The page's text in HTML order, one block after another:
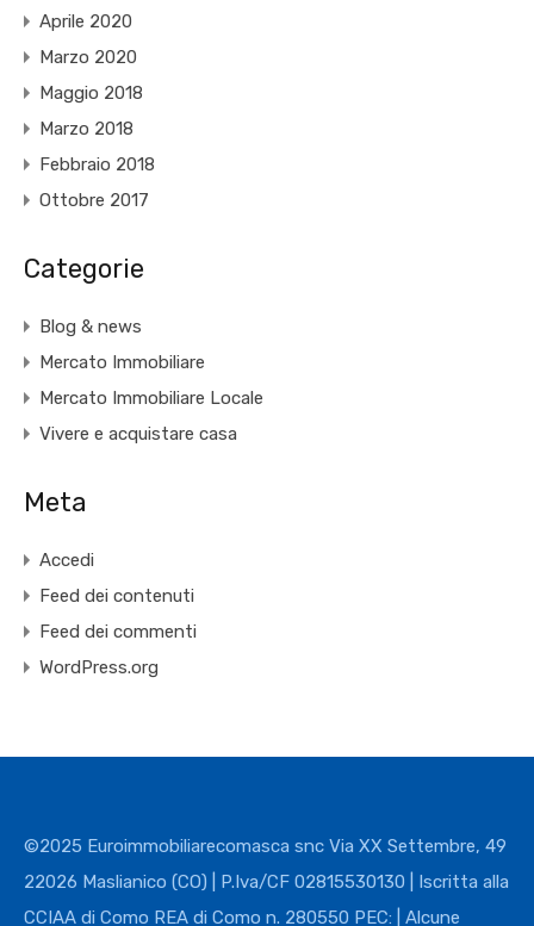
Aprile 2020
Marzo 2020
Maggio 2018
Marzo 2018
Febbraio 2018
Ottobre 2017
Categorie
Blog & news
Mercato Immobiliare
Mercato Immobiliare Locale
Vivere e acquistare casa
Meta
Accedi
Feed dei contenuti
Feed dei commenti
WordPress.org
©2025 Euroimmobiliarecomasca snc Via XX Settembre, 49
22026 Maslianico (CO) | P.Iva/CF 02815530130 | Iscritta alla
CCIAA di Como REA di Como n. 280550 PEC: | Alcune